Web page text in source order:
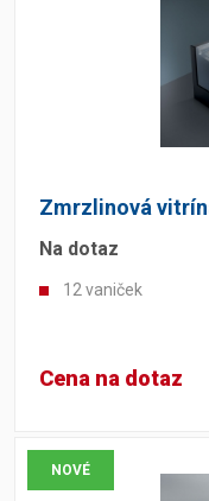
Zmrzlinová
Na dotaz
12 vaniček
Cena na dotaz
NOVÉ